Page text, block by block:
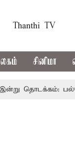
Thanthi TV
சினிமா
பல்வேறு